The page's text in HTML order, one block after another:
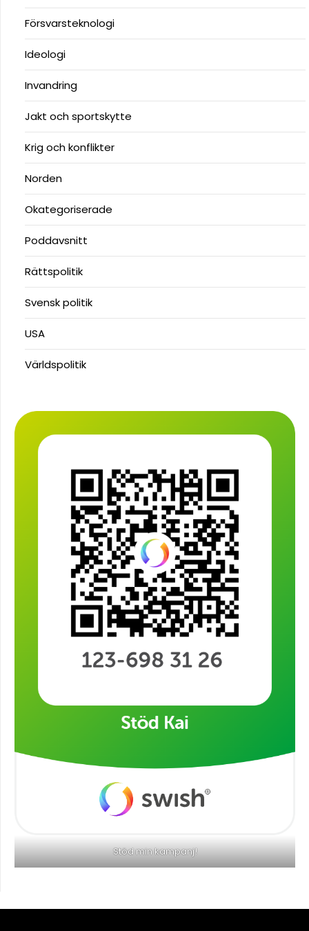
Försvarsteknologi
Ideologi
Invandring
Jakt och sportskytte
Krig och konflikter
Norden
Okategoriserade
Poddavsnitt
Rättspolitik
Svensk politik
USA
Världspolitik
Stöd min kampanj!